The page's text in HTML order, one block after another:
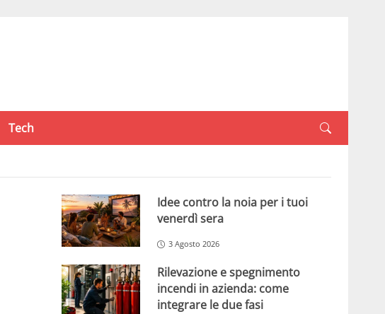
Tech
Idee contro la noia per i tuoi
venerdì sera
3 Agosto 2026
Rilevazione e spegnimento
incendi in azienda: come
integrare le due fasi